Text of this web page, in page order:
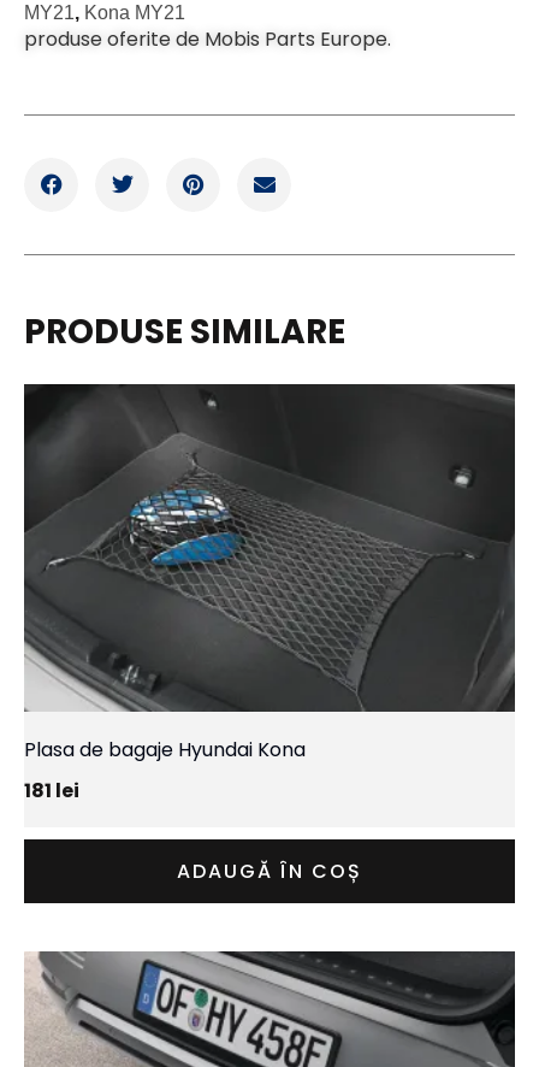
MY21, Kona MY21
produse oferite de Mobis Parts Europe.
PRODUSE SIMILARE
Plasa de bagaje Hyundai Kona
181 lei
ADAUGĂ ÎN COȘ